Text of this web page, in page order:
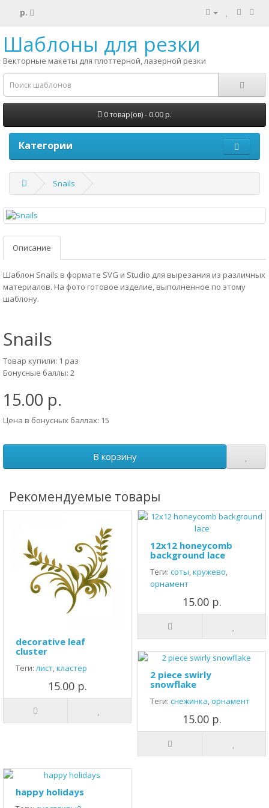
р.
Шаблоны для резки
Векторные макеты для плоттерной, лазерной резки
0 товар(ов) - 0.00 р.
Категории
Snails
Описание
Шаблон Snails в формате SVG и Studio для вырезания из различных
материалов. На фото готовое изделие, выполненное по этому
шаблону.
Snails
Товар купили: 1 раз
Бонусные баллы: 2
15.00 р.
Цена в бонусных баллах: 15
В корзину
Рекомендуемые товары
decorative leaf
cluster
Теги:лист,кластер
15.00 р.
12x12 honeycomb
background lace
Теги: соты,кружево,
орнамент
15.00 р.
2 piece swirly
snowflake
Теги: снежинка,орнамент
15.00 р.
happy holidays